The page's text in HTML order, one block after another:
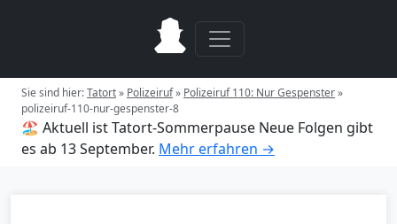
Sie sind hier:Tatort» Polizeiruf» Polizeiruf 110: Nur Gespenster»
polizeiruf-110-nur-gespenster-8
🏖️ Aktuell ist Tatort-Sommerpause Neue Folgen gibt
es ab 13 September. Mehr erfahren →